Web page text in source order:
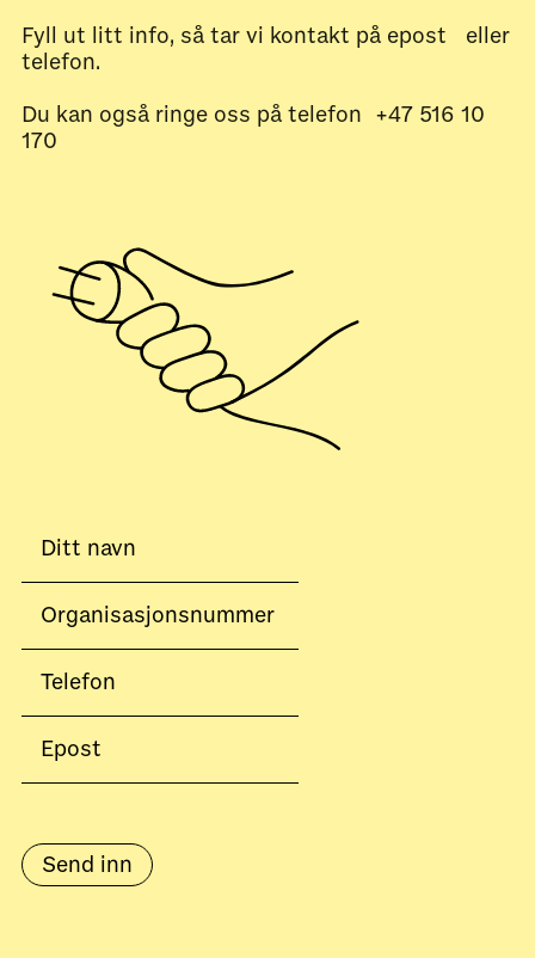
Fyll ut litt info, så tar vi kontakt på epost eller
telefon.
Du kan også ringe oss på telefon +47 516 10
170
Send inn